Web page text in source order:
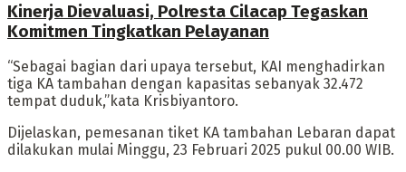
Kinerja Dievaluasi, Polresta Cilacap Tegaskan
Komitmen Tingkatkan Pelayanan
“Sebagai bagian dari upaya tersebut, KAI menghadirkan
tiga KA tambahan dengan kapasitas sebanyak 32.472
tempat duduk,”kata Krisbiyantoro.
Dijelaskan, pemesanan tiket KA tambahan Lebaran dapat
dilakukan mulai Minggu, 23 Februari 2025 pukul 00.00 WIB.